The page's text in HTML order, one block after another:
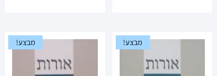
מבצע! מבצע!